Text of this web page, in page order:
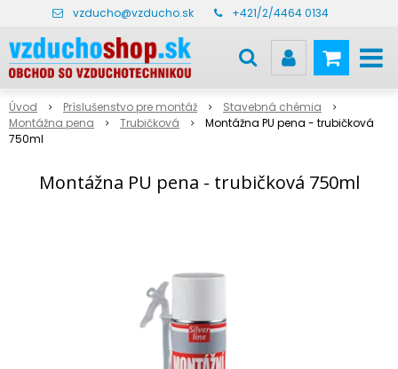
vzducho@vzducho.sk +421/2/4464 0134
Úvod Príslušenstvo pre montáž
Stavebná chémia
Montážna pena
Trubičková
Montážna PU pena - trubičková
750ml
Montážna PU pena - trubičková 750ml